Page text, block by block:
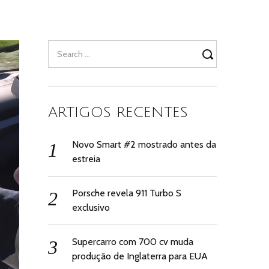
for:
ARTIGOS RECENTES
Novo Smart #2 mostrado antes da
estreia
Porsche revela 911 Turbo S
exclusivo
Supercarro com 700 cv muda
produção de Inglaterra para EUA